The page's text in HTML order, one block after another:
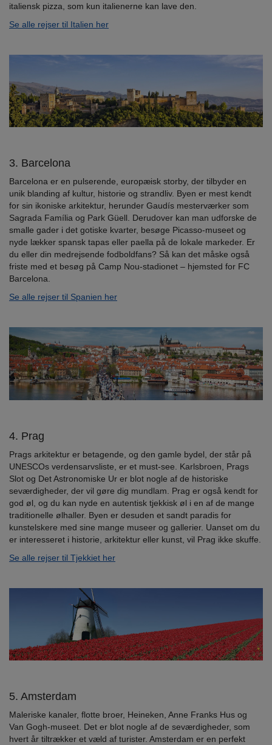
italiensk pizza, som kun italienerne kan lave den.
Se alle rejser til Italien her
3. Barcelona
Barcelona er en pulserende, europæisk storby, der tilbyder en
unik blanding af kultur, historie og strandliv. Byen er mest kendt
for sin ikoniske arkitektur, herunder Gaudís mesterværker som
Sagrada Família og Park Güell. Derudover kan man udforske de
smalle gader i det gotiske kvarter, besøge Picasso-museet og
nyde lækker spansk tapas eller paella på de lokale markeder. Er
du eller din medrejsende fodboldfans? Så kan det måske også
friste med et besøg på Camp Nou-stadionet – hjemsted for FC
Barcelona.
Se alle rejser til Spanien her
4. Prag
Prags arkitektur er betagende, og den gamle bydel, der står på
UNESCOs verdensarvsliste, er et must-see. Karlsbroen, Prags
Slot og Det Astronomiske Ur er blot nogle af de historiske
seværdigheder, der vil gøre dig mundlam. Prag er også kendt for
god øl, og du kan nyde en autentisk tjekkisk øl i en af de mange
traditionelle ølhaller. Byen er desuden et sandt paradis for
kunstelskere med sine mange museer og gallerier. Uanset om du
er interesseret i historie, arkitektur eller kunst, vil Prag ikke skuffe.
Se alle rejser til Tjekkiet her
5. Amsterdam
Maleriske kanaler, flotte broer, Heineken, Anne Franks Hus og
Van Gogh-museet. Det er blot nogle af de seværdigheder, som
hvert år tiltrækker et væld af turister. Amsterdam er en perfekt